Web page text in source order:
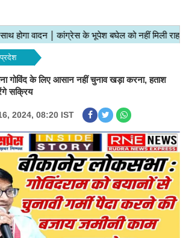
प्रदेश
गोविंद के लिए आसान नहीं चुनाव खड़ा करना, हताश
सक्रिय
2024, 08:20 IST